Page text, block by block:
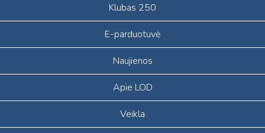
Klubas 250
E-parduotuvė
Naujienos
Apie LOD
Veikla